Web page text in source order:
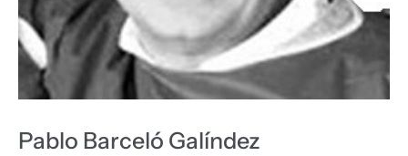
Pablo Barceló Galíndez